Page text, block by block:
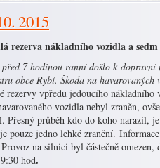
2015
rezerva nákladního vozidla a
7 hodinou ranní došlo k
obce Rybí. Škoda na havarovaných
rezervy vpředu jedoucího
vozidla nebyl zraněn,
Přesný průběh kdo do koho narazil,
pouze jedno lehké zranění.
na silnici byl částečně omezen,
hod.